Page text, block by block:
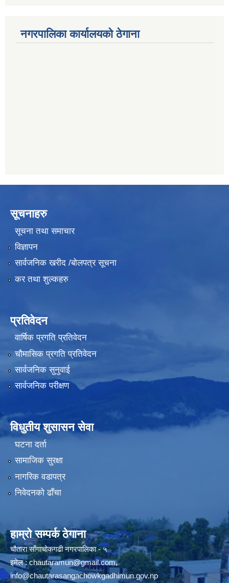
यति विकास बैंक, मांखा
011482150
नगरपालिका कार्यालयको ठेगाना
सूचनाहरु
सूचना तथा समाचार
विज्ञापन
सार्वजनिक खरीद /बोलपत्र सूचना
कर तथा शुल्कहरु
प्रतिवेदन
वार्षिक प्रगति प्रतिवेदन
चौमासिक प्रगति प्रतिवेदन
सार्वजनिक सुनुवाई
सार्वजनिक परीक्षण
विधुतीय शुसासन सेवा
घटना दर्ता
सामाजिक सुरक्षा
नागरिक वडापत्र
निवेदनको ढाँचा
हाम्रो सम्पर्क ठेगाना
चौतारा साँगाचोकगढी नगरपालिका - ५
इमेल :chautaramun@gmail.com,
info@chautarasangachowkgadhimun.gov.np